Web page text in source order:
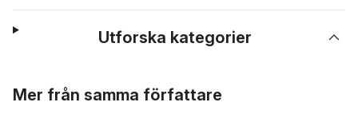
Utforska kategorier
Mer från samma författare